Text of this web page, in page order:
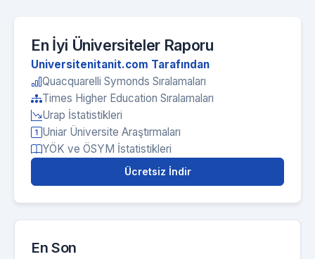
En İyi Üniversiteler Raporu
Universitenitanit.com Tarafından
Quacquarelli Symonds Sıralamaları
Times Higher Education Sıralamaları
Urap İstatistikleri
Uniar Üniversite Araştırmaları
YÖK ve ÖSYM İstatistikleri
Ücretsiz İndir
En Son